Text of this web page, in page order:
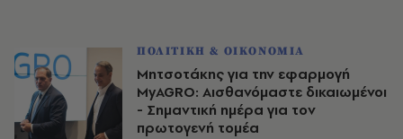
ΠΟΛΙΤΙΚΗ & ΟΙΚΟΝΟΜΙΑ
Μητσοτάκης για την εφαρμογή
MyAGRO: Αισθανόμαστε δικαιωμένοι
- Σημαντική ημέρα για τον
πρωτογενή τομέα